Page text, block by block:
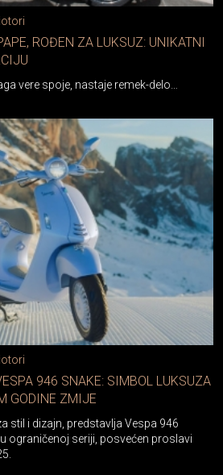
ROĐEN ZA LUKSUZ: UNIKATNI
vere spoje, nastaje remek-delo…
946 SNAKE: SIMBOL LUKSUZA
GODINE ZMIJE
stil i dizajn, predstavlja Vespa 946
ograničenoj seriji, posvećen proslavi